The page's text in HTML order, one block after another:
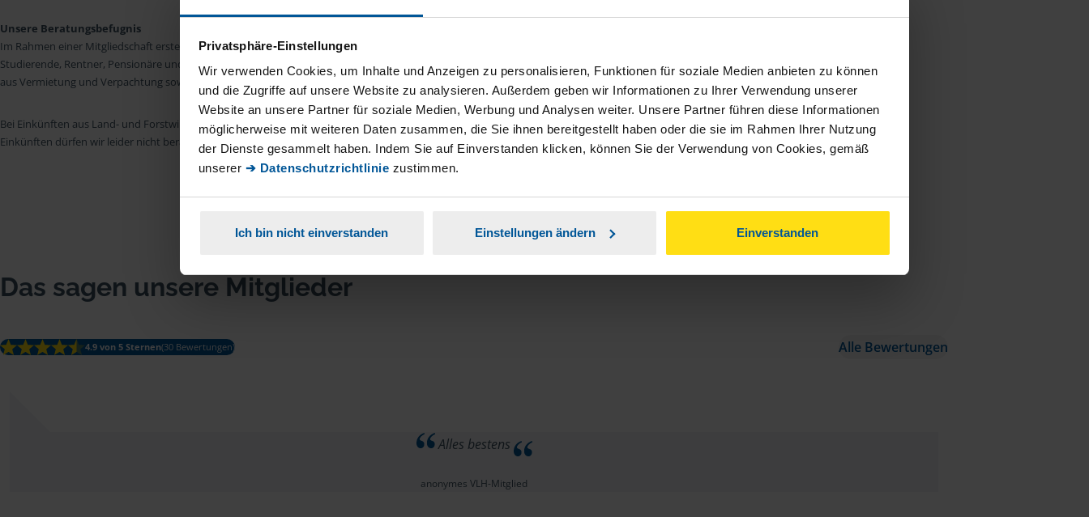
Privatsphäre-Einstellungen
Wir verwenden Cookies, um Inhalte und Anzeigen zu personalisieren, Funktionen für soziale Medien anbieten zu können
und die Zugriffe auf unsere Website zu analysieren. Außerdem geben wir Informationen zu Ihrer Verwendung unserer
Website an unsere Partner für soziale Medien, Werbung und Analysen weiter. Unsere Partner führen diese Informationen
möglicherweise mit weiteren Daten zusammen, die Sie ihnen bereitgestellt haben oder die sie im Rahmen Ihrer Nutzung
der Dienste gesammelt haben. Indem Sie auf Einverstanden klicken, können Sie der Verwendung von Cookies, gemäß
unserer ➔ Datenschutzrichtlinie zustimmen.
Ich bin nicht einverstanden Einstellungen ändern Einverstanden
Unsere Beratungsbefugnis
Im Rahmen einer Mitgliedschaft erstellen wir die Einkommensteuererklärung für Arbeitnehmer, Beamte, Auszubildende,
Studierende, Rentner, Pensionäre und Unterhaltsempfänger nach § 4 Nr. 11 Steuerberatungsgesetz (StBerG). Auch bei Einkünften
aus Vermietung und Verpachtung sowie Kapitalerträgen sind wir in vielen Fällen der geeignete Dienstleister für Sie.
Bei Einkünften aus Land- und Forstwirtschaft, aus Gewerbebetrieb, aus selbstständiger Tätigkeit und umsatzsteuerpflichtigen
Einkünften dürfen wir leider nicht beraten.
Das sagen unsere Mitglieder
4.9 von 5 Sternen(30 Bewertungen) Alle Bewertungen
Alles bestens
anonymes VLH-Mitglied